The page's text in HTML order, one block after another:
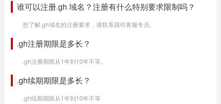
谁可以注册.gh 域名？注册有什么特别要求限制吗？
想了解.gh域名的注册要求，请联系我司客服专员。
.gh注册期限是多长？
.gh注册期限从1年到10年不等。
.gh续期期限是多长？
.gh续期期限从1年到10年不等